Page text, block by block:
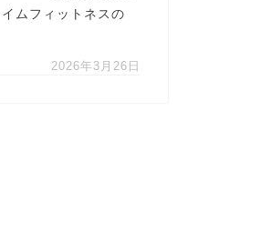
ムフィットネスの
2026年3月26日